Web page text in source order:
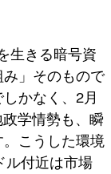
生きる暗号資
」そのもので
かなく、2月
学情勢も、瞬
こうした環境
ル付近は市場